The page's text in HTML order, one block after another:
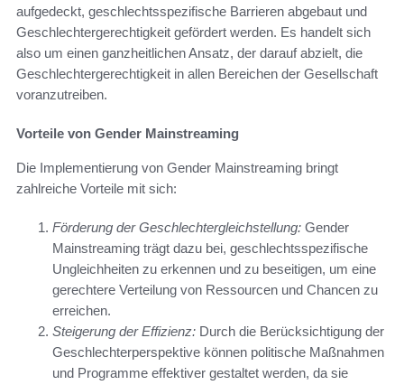
aufgedeckt, geschlechtsspezifische Barrieren abgebaut und
Geschlechtergerechtigkeit gefördert werden. Es handelt sich
also um einen ganzheitlichen Ansatz, der darauf abzielt, die
Geschlechtergerechtigkeit in allen Bereichen der Gesellschaft
voranzutreiben.
Vorteile von Gender Mainstreaming
Die Implementierung von Gender Mainstreaming bringt
zahlreiche Vorteile mit sich:
Förderung der Geschlechtergleichstellung: Gender
Mainstreaming trägt dazu bei, geschlechtsspezifische
Ungleichheiten zu erkennen und zu beseitigen, um eine
gerechtere Verteilung von Ressourcen und Chancen zu
erreichen.
Steigerung der Effizienz: Durch die Berücksichtigung der
Geschlechterperspektive können politische Maßnahmen
und Programme effektiver gestaltet werden, da sie